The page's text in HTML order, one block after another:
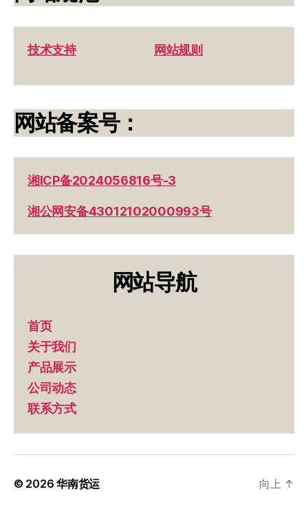
技术支持 网站规则
网站备案号：
湘ICP备2024056816号-3
湘公网安备43012102000993号
网站导航
首页
关于我们
产品展示
公司动态
联系方式
© 2026华南货运 向上 ↑